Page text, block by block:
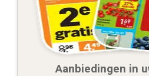
Aanbiedingen in